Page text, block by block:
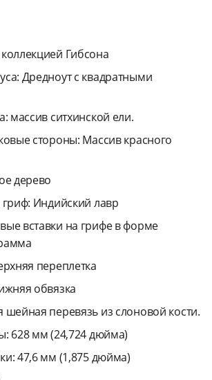
Гибсона
Дредноут с квадратными
массив ситхинской ели.
стороны: Массив красного
дерево
гриф: Индийский лавр
вставки на грифе в форме
переплетка
обвязка
шейная перевязь из слоновой кости.
628 мм (24,724 дюйма)
47,6 мм (1,875 дюйма)